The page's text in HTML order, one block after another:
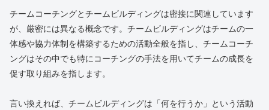
チームコーチングとチームビルディングは密接に関連しています
が、厳密には異なる概念です。チームビルディングはチームの一
体感や協力体制を構築するための活動全般を指し、チームコーチ
ングはその中でも特にコーチングの手法を用いてチームの成長を
促す取り組みを指します。
言い換えれば、チームビルディングは「何を行うか」という活動